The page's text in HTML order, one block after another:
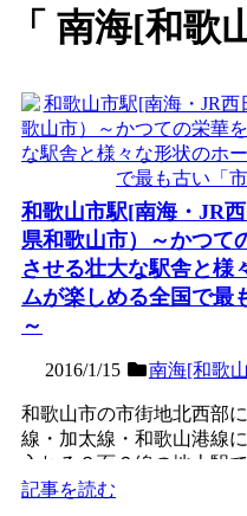
南海[和歌
和歌山市駅[南海・JR
県和歌山市）～かつて
させる壮大な駅舎と様
ムが楽しめる全国で最
～
2016/1/15 南海[和歌
和歌山市の市街地北西部
線・加太線・和歌山港線
入れる３面６線の地上駅
百選認定駅。和歌山市...
記事を読む